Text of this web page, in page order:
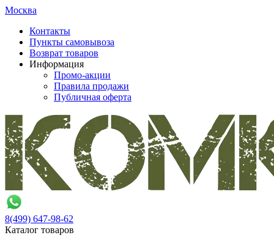
Москва
Контакты
Пункты самовывоза
Возврат товаров
Информация
Промо-акции
Правила продажи
Публичная оферта
8(499) 647-98-62
Каталог товаров